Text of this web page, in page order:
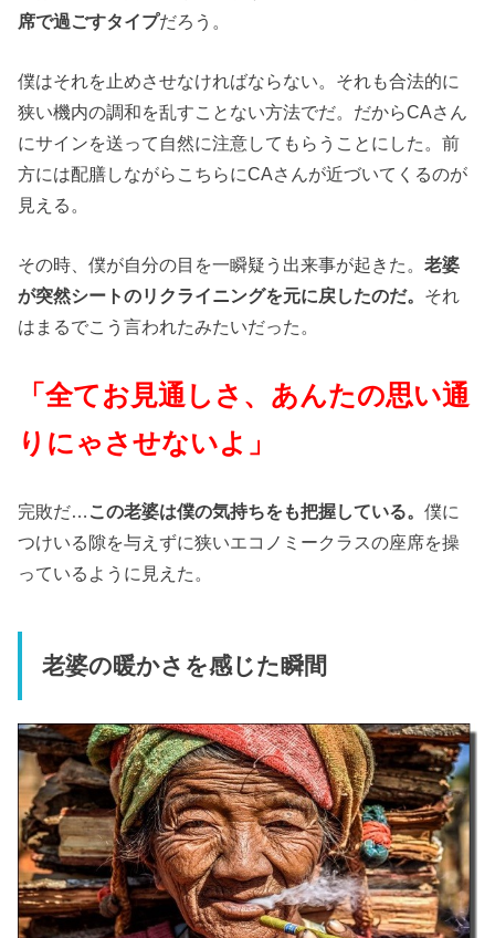
席で過ごすタイプだろう。
僕はそれを止めさせなければならない。それも合法的に
狭い機内の調和を乱すことない方法でだ。だからCAさん
にサインを送って自然に注意してもらうことにした。前
方には配膳しながらこちらにCAさんが近づいてくるのが
見える。
その時、僕が自分の目を一瞬疑う出来事が起きた。老婆
が突然シートのリクライニングを元に戻したのだ。 それ
はまるでこう言われたみたいだった。
「全てお見通しさ、あんたの思い通
りにゃさせないよ」
完敗だ… この老婆は僕の気持ちをも把握している。僕に
つけいる隙を与えずに狭いエコノミークラスの座席を操
っているように見えた。
老婆の暖かさを感じた瞬間